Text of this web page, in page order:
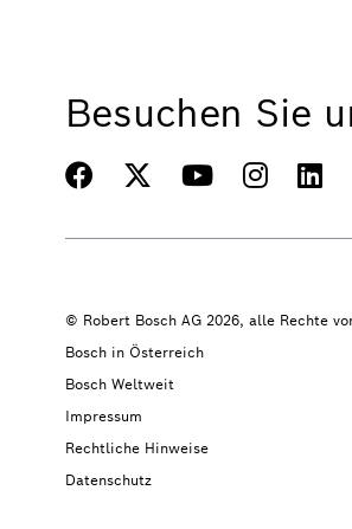
Besuchen Sie
© Robert Bosch AG 2026, alle Rechte
Bosch in Österreich
Bosch Weltweit
Impressum
Rechtliche Hinweise
Datenschutz